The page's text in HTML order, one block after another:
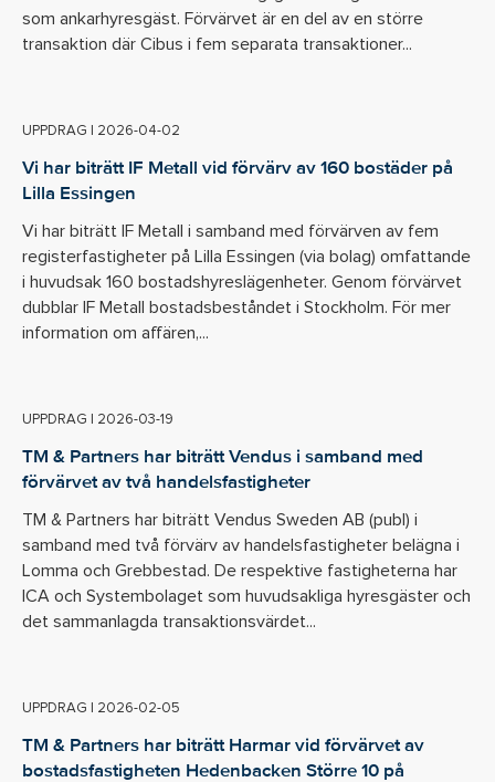
som ankarhyresgäst. Förvärvet är en del av en större
transaktion där Cibus i fem separata transaktioner...
UPPDRAG | 2026-04-02
Vi har biträtt IF Metall vid förvärv av 160 bostäder på
Lilla Essingen
Vi har biträtt IF Metall i samband med förvärven av fem
registerfastigheter på Lilla Essingen (via bolag) omfattande
i huvudsak 160 bostadshyreslägenheter. Genom förvärvet
dubblar IF Metall bostadsbeståndet i Stockholm. För mer
information om affären,...
UPPDRAG | 2026-03-19
TM & Partners har biträtt Vendus i samband med
förvärvet av två handelsfastigheter
TM & Partners har biträtt Vendus Sweden AB (publ) i
samband med två förvärv av handelsfastigheter belägna i
Lomma och Grebbestad. De respektive fastigheterna har
ICA och Systembolaget som huvudsakliga hyresgäster och
det sammanlagda transaktionsvärdet...
UPPDRAG | 2026-02-05
TM & Partners har biträtt Harmar vid förvärvet av
bostadsfastigheten Hedenbacken Större 10 på